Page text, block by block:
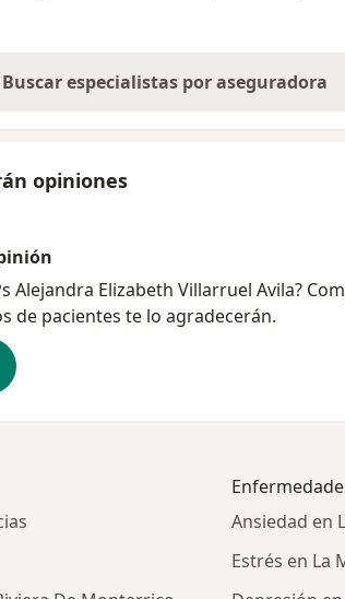
Buscar especialistas por aseguradora
opiniones
Alejandra Elizabeth Villarruel Avila?
de pacientes te lo agradecerán.
Ansiedad en
Estrés en La